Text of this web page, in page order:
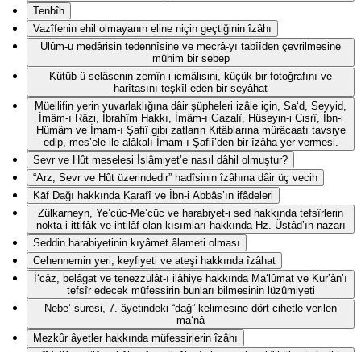
Tenbîh
Vazîfenin ehil olmayanın eline niçin geçtiğinin îzâhı
Ulûm-u medârisin tedennîsine ve mecrâ-yı tabîîden çevrilmesine
mühim bir sebep
Kütüb-ü selâsenin zemîn-i icmâlisini, küçük bir fotoğrafını ve
harîtasını teşkîl eden bir seyâhat
Müellifin yerin yuvarlaklığına dâir şüpheleri izâle için, Sa‘d, Seyyid,
İmâm-ı Râzi, İbrahîm Hakkı, İmâm-ı Gazalî, Hüseyin-i Cisrî, İbn-i
Hümâm ve İmam-ı Şafiî gibi zatların Kitâblarına mürâcaatı tavsiye
edip, mes’ele ile alâkalı İmam-ı Şafiî’den bir îzâha yer vermesi.
Sevr ve Hût meselesi İslâmiyet’e nasıl dâhil olmuştur?
“Arz, Sevr ve Hût üzerindedir” hadîsinin îzâhına dâir üç vecih
Kāf Dağı hakkında Karafî ve İbn-i Abbâs’ın ifâdeleri
Zülkarneyn, Ye’cüc-Me’cüc ve harabiyet-i sed hakkında tefsîrlerin
nokta-i ittifâk ve ihtilâf olan kısımları hakkında Hz. Üstâd’ın nazarı
Seddin harabiyetinin kıyâmet âlameti olması
Cehennemin yeri, keyfiyeti ve ateşi hakkında îzâhat
İ‘câz, belâgat ve tenezzülât-ı ilâhiye hakkında Ma‘lûmat ve Kur’ân’ı
tefsîr edecek müfessirin bunları bilmesinin lüzûmiyeti
Nebe’ suresi, 7. âyetindeki “dağ” kelimesine dört cihetle verilen
ma‘nâ
Mezkûr âyetler hakkında müfessirlerin îzâhı